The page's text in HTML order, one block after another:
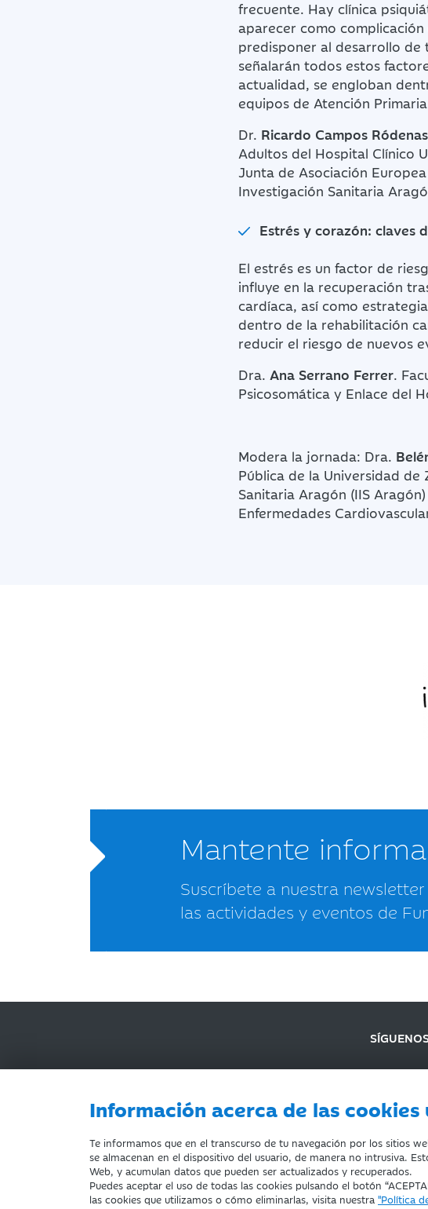
Información acerca de las cookies
Te informamos que en el transcurso de tu navegación por los sitios
se almacenan en el dispositivo del usuario, de manera no intrusiva.
Web, y acumulan datos que pueden ser actualizados y recuperados.
Puedes aceptar el uso de todas las cookies pulsando el botón
las cookies que utilizamos o cómo eliminarlas, visita nuestra "Política
frecuente. Hay clínica
aparecer como
predisponer al desarrollo de
señalarán todos estos
actualidad, se engloban
equipos de Atención
Dr. Ricardo Campos Ródenas
Adultos del Hospital Clínico
Junta de Asociación
Investigación Sanitaria
Estrés y corazón: claves
El estrés es un factor de
influye en la recuperación
cardíaca, así como
dentro de la rehabilitación
reducir el riesgo de nuevos
Dra. Ana Serrano Ferrer.
Psicosomática y Enlace del
Modera la jornada: Dra.
Pública de la Universidad
Sanitaria Aragón (IIS
Enfermedades
Mantente
Suscríbete a nuestra
las actividades y eventos de
AVISO LEGAL ACCESIBILIDAD PRIVACIDAD
Fundación Bancaria Ibercaja. C.I.F. G-50000652.